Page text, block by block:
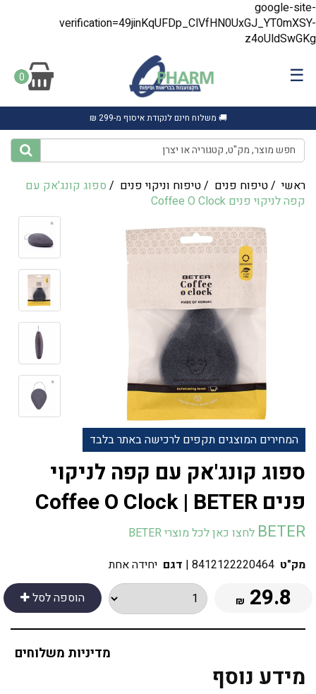
google-site-
verification=49jinKqUFDp_ClVfHN0UxGJ_YT0mXSY-
z4oUldSwGKg
☰
0
🚚 משלוח חינם לנקודת איסוף מ-299 ₪
ראשי /טיפוח פנים /טיפוח וניקוי פנים / ספוג קונג'אק עם
קפה לניקוי פנים Coffee O Clock
המחירים המוצגים תקפים לרכישה באתר בלבד
ספוג קונג'אק עם קפה לניקוי
פנים Coffee O Clock | BETER
BETER לחצו כאן לכל מוצרי BETER
מק"ט 8412122220464
| דגם יחידה אחת
הוספה לסל
29.8
₪
מדיניות משלוחים
מידע נוסף